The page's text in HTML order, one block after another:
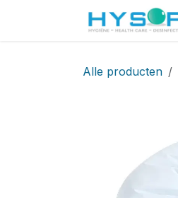
Alle producten